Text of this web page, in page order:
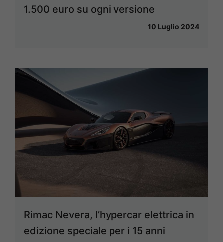
1.500 euro su ogni versione
10 Luglio 2024
Rimac Nevera, l’hypercar elettrica in
edizione speciale per i 15 anni